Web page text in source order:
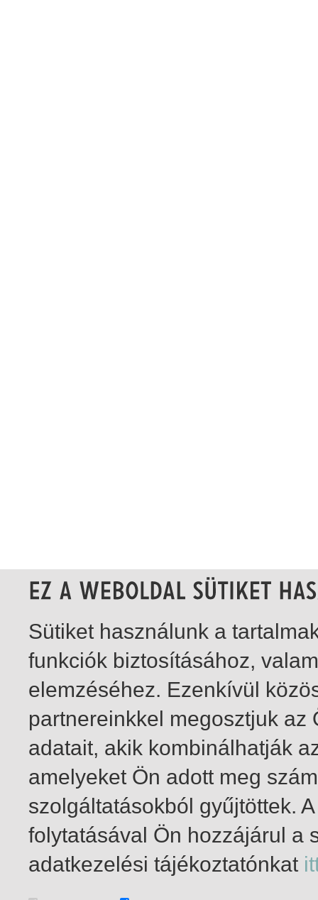
1-3 / összesen 3 találat
Sütiket használunk a
funkciók biztosításához,
elemzéséhez. Ezenkívül
partnereinkkel megosztjuk
adatait, akik kombinálhatják
amelyeket Ön adott meg
szolgáltatásokból gyűjtöttek.
folytatásával Ön hozzájárul a
adatkezelési tájékoztatónkat